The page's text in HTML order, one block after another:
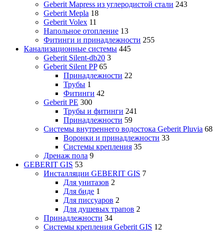
Geberit Mapress из углеродистой стали 243
Geberit Mepla 18
Geberit Volex 11
Напольное отопление 13
Фитинги и принадлежности 255
Канализационные системы 445
Geberit Silent-db20 3
Geberit Silent PP 65
Принадлежности 22
Трубы 1
Фитинги 42
Geberit PE 300
Трубы и фитинги 241
Принадлежности 59
Системы внутреннего водостока Geberit Pluvia 68
Воронки и принадлежности 33
Системы крепления 35
Дренаж пола 9
GEBERIT GIS 53
Инсталляции GEBERIT GIS 7
Для унитазов 2
Для биде 1
Для писсуаров 2
Для душевых трапов 2
Принадлежности 34
Системы крепления Geberit GIS 12